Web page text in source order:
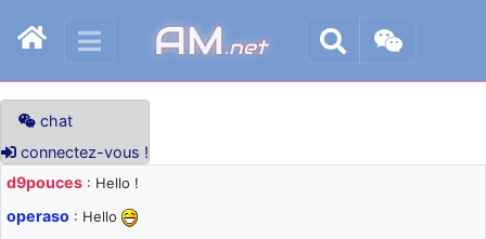
AM.net
chat
connectez-vous !
d9pouces : Hello !
operaso : Hello